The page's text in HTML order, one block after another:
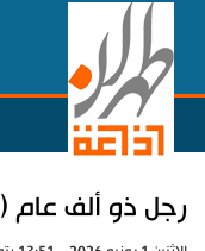
رجل ذو ألف عام (12)